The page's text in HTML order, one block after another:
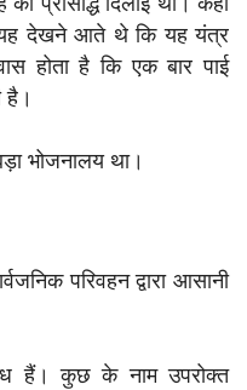
यह देखने आते थे कि यह यंत्र
होता है कि एक बार पाई
है।
भोजनालय था।
परिवहन द्वारा आसानी
हैं। कुछ के नाम उपरोक्त